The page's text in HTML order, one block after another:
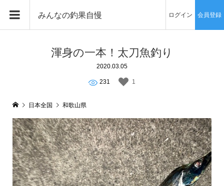
みんなの釣果自慢 ログイン 会員登録
渾身の一本！太刀魚釣り
2020.03.05
231 1
日本全国 和歌山県